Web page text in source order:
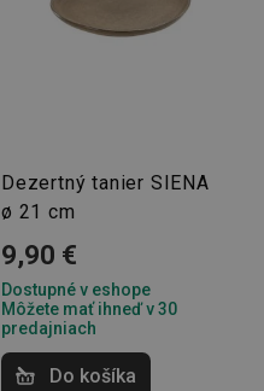
Dezertný tanier SIENA
ø 21 cm
9,90 €
Dostupné v eshope
Môžete mať ihneď v 30
predajniach
Do košíka